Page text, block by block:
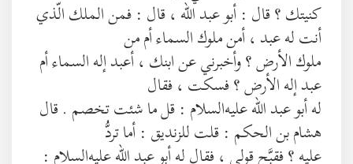
كنيتك ؟ قال : أبو عبد الله ، قال : فمن الملك الّذي
أنت له عبد ، أمن ملوك السماء أم من
ملوك الأرض ؟ وأخبرني عن ابنك ، أعبد إله السماء أم
عبد إله الأرض ؟ فسكت ، فقال
له أبو عبد الله عليه‌السلام : قل ما شئت تخصم . قال
هشام بن الحكم : قلت للزنديق : أما تردُّ
عليه ؟ فقبَّح قولي ، فقال له أبو عبد الله عليه‌السلام :